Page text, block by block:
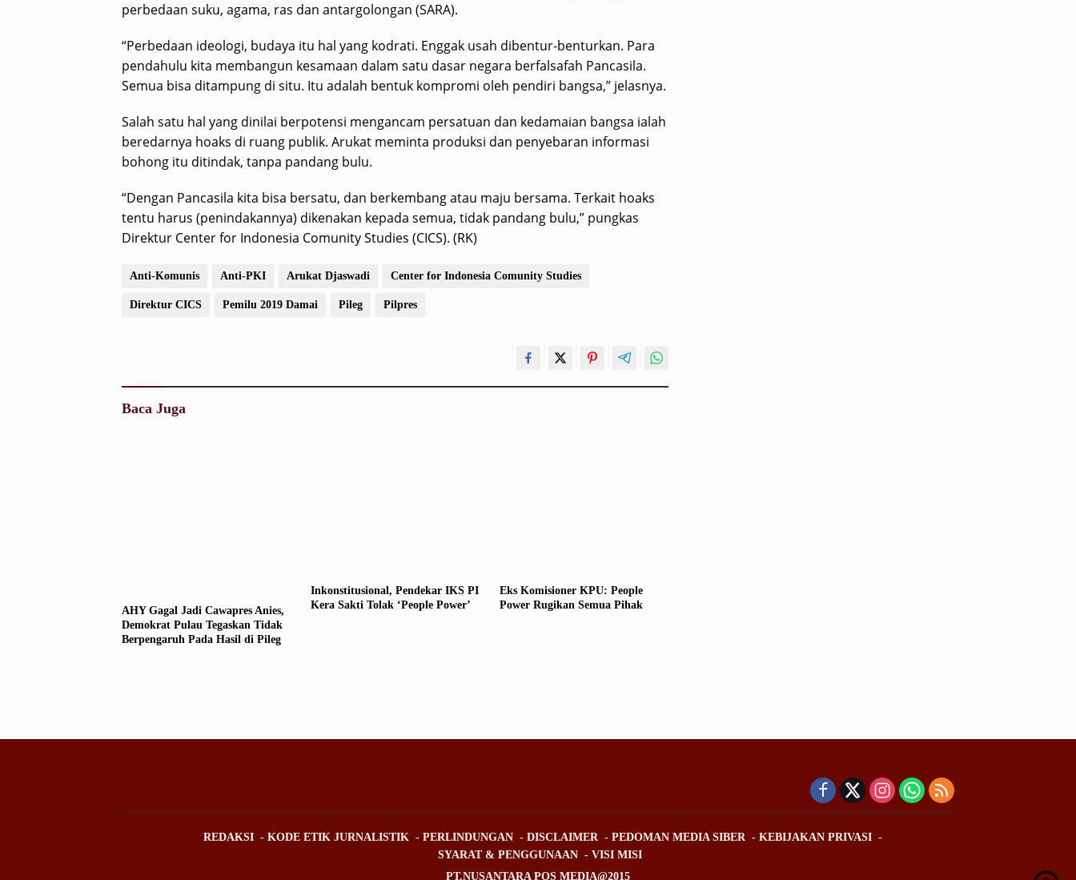
perbedaan suku, agama, ras dan antargolongan (SARA).
“Perbedaan ideologi, budaya itu hal yang kodrati. Enggak usah dibentur-benturkan. Para
pendahulu kita membangun kesamaan dalam satu dasar negara berfalsafah Pancasila.
Semua bisa ditampung di situ. Itu adalah bentuk kompromi oleh pendiri bangsa,” jelasnya.
Salah satu hal yang dinilai berpotensi mengancam persatuan dan kedamaian bangsa ialah
beredarnya hoaks di ruang publik. Arukat meminta produksi dan penyebaran informasi
bohong itu ditindak, tanpa pandang bulu.
“Dengan Pancasila kita bisa bersatu, dan berkembang atau maju bersama. Terkait hoaks
tentu harus (penindakannya) dikenakan kepada semua, tidak pandang bulu,” pungkas
Direktur Center for Indonesia Comunity Studies (CICS). (RK)
Anti-Komunis Anti-PKI Arukat Djaswadi Center for Indonesia Comunity Studies
Direktur CICS Pemilu 2019 Damai Pileg Pilpres
Baca Juga
AHY Gagal Jadi Cawapres Anies,
Demokrat Pulau Tegaskan Tidak
Berpengaruh Pada Hasil di Pileg
Inkonstitusional, Pendekar IKS PI
Kera Sakti Tolak ‘People Power’
Eks Komisioner KPU: People
Power Rugikan Semua Pihak
REDAKSI KODE ETIK JURNALISTIK PERLINDUNGAN DISCLAIMER PEDOMAN MEDIA SIBER
KEBIJAKAN PRIVASI
SYARAT & PENGGUNAAN
VISI MISI
PT.NUSANTARA POS MEDIA@2015